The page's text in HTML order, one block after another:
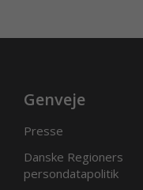
Genveje
Presse
Danske Regioners
persondatapolitik